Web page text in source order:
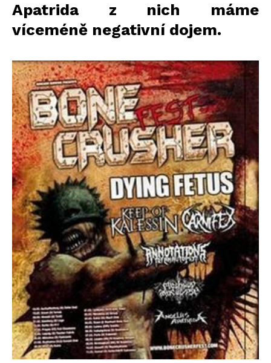
Apatrida z nich máme
víceméně negativní dojem.